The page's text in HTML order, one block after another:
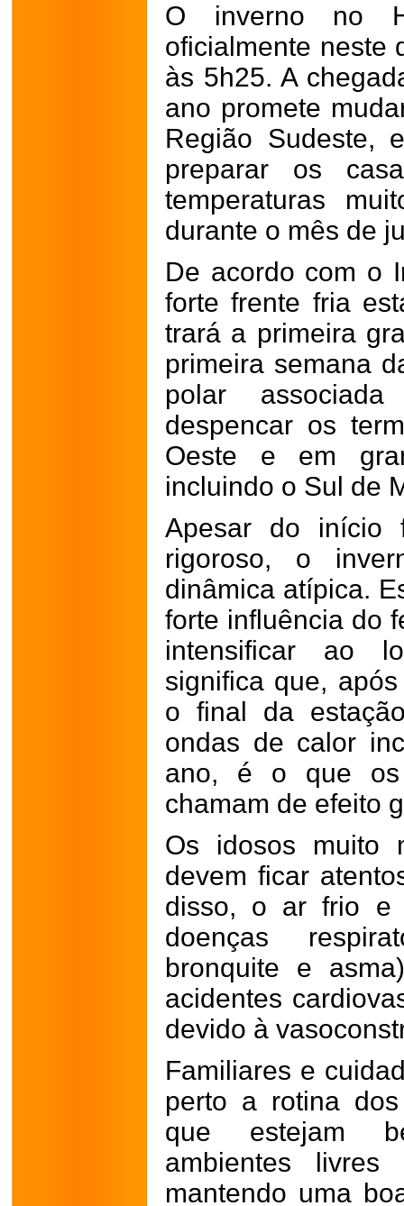
O inverno no
oficialmente neste
às 5h25. A
ano promete
Região Sudeste,
preparar os
temperaturas
durante o mês de
De acordo com o
forte frente fria
trará a primeira
primeira semana
polar
despencar os
Oeste e em
incluindo o Sul de
Apesar do
rigoroso, o
dinâmica atípica.
forte influência do
intensificar ao
significa que,
o final da
ondas de calor
ano, é o que os
chamam de efeito
Os idosos muito
devem ficar
disso, o ar frio e
doenças
bronquite e
acidentes
devido à
Familiares e
perto a rotina
que estejam
ambientes
mantendo uma